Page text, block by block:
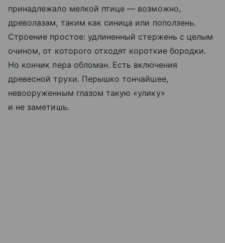
принадлежало мелкой птице — возможно,
древолазам, таким как синица или поползень.
Строение простое: удлиненный стержень с целым
очином, от которого отходят короткие бородки.
Но кончик пера обломан. Есть включения
древесной трухи. Перышко тончайшее,
невооруженным глазом такую «улику»
и не заметишь.